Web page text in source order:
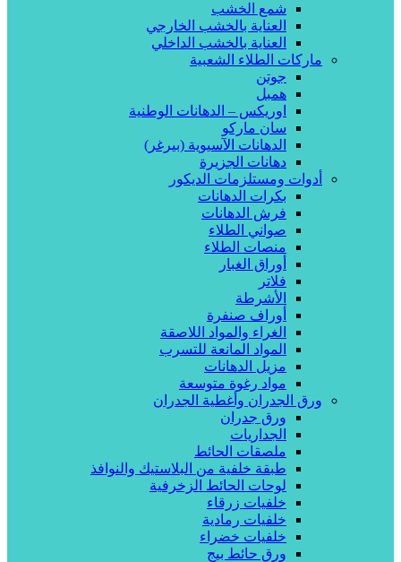
شمع الخشب
العناية بالخشب الخارجي
العناية بالخشب الداخلي
ماركات الطلاء الشعبية
جوتن
همبل
اوريكس – الدهانات الوطنية
سان ماركو
الدهانات الآسيوية (بيرغر)
دهانات الجزيرة
أدوات ومستلزمات الديكور
بكرات الدهانات
فرش الدهانات
صواني الطلاء
منصات الطلاء
أوراق الغبار
فلاتر
الأشرطة
أوراف صنفرة
الغراء والمواد اللاصقة
المواد المانعة للتسرب
مزيل الدهانات
مواد رغوة متوسعة
ورق الجدران وأغطية الجدران
ورق جدران
الجداريات
ملصقات الحائط
طبقة خلفية من البلاستيك والنوافذ
لوحات الحائط الزخرفية
خلفيات زرقاء
خلفيات رمادية
خلفيات خضراء
ورق حائط بيج